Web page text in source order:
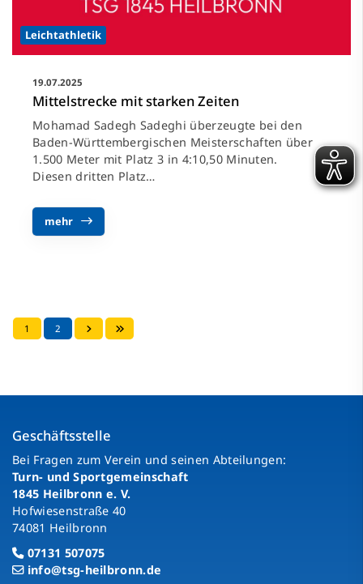
Leichtathletik
19.07.2025
Mittelstrecke mit starken Zeiten
Mohamad Sadegh Sadeghi überzeugte bei den
Baden-Württembergischen Meisterschaften über
1.500 Meter mit Platz 3 in 4:10,50 Minuten.
Diesen dritten Platz…
mehr
1 2
Geschäftsstelle
Bei Fragen zum Verein und seinen Abteilungen:
Turn- und Sportgemeinschaft
1845 Heilbronn e. V.
Hofwiesenstraße 40
74081 Heilbronn
07131 507075
info@tsg-heilbronn.de